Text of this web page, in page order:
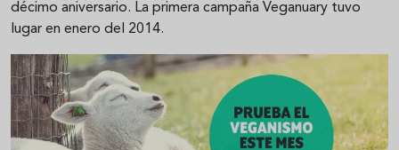
décimo aniversario. La primera campaña Veganuary tuvo
lugar en enero del 2014.